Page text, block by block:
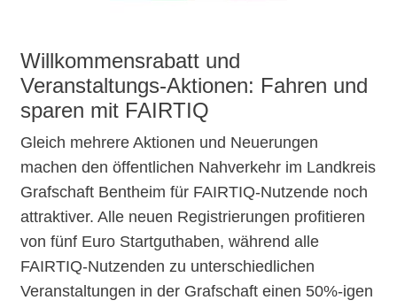
Willkommensrabatt und
Veranstaltungs-Aktionen: Fahren und
sparen mit FAIRTIQ
Gleich mehrere Aktionen und Neuerungen
machen den öffentlichen Nahverkehr im Landkreis
Grafschaft Bentheim für FAIRTIQ-Nutzende noch
attraktiver. Alle neuen Registrierungen profitieren
von fünf Euro Startguthaben, während alle
FAIRTIQ-Nutzenden zu unterschiedlichen
Veranstaltungen in der Grafschaft einen 50%-igen